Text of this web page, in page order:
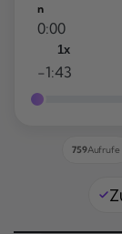
n
0:00
1x
-1:43
759Aufrufe